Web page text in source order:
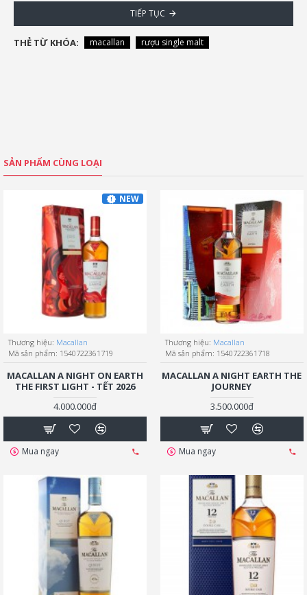
TIẾP TỤC
THẺ TỪ KHÓA: macallan rượu single malt
SẢN PHẨM CÙNG LOẠI
NEW
Thương hiệu: Macallan
Mã sản phẩm: 1540722361719
MACALLAN A NIGHT ON EARTH
THE FIRST LIGHT - TẾT 2026
4.000.000đ
Mua ngay
Thương hiệu: Macallan
Mã sản phẩm: 1540722361718
MACALLAN A NIGHT EARTH THE
JOURNEY
3.500.000đ
Mua ngay